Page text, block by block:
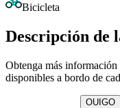
Bicicleta
Descripción de
Obtenga más información
disponibles a bordo de
OUIGO